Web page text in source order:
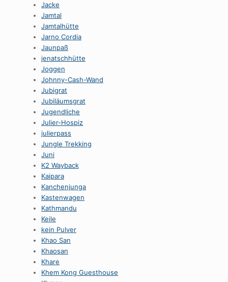
Jacke
Jamtal
Jamtalhütte
Jarno Cordia
Jaunpaß
jenatschhütte
Joggen
Johnny-Cash-Wand
Jubigrat
Jubiläumsgrat
Jugendliche
Julier-Hospiz
julierpass
Jungle Trekking
Juni
K2 Wayback
Kaipara
Kanchenjunga
Kastenwagen
Kathmandu
Keile
kein Pulver
Khao San
Khaosan
Khare
Khem Kong Guesthouse